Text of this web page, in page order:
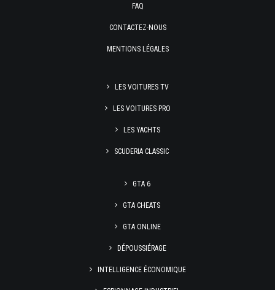
FAQ
CONTACTEZ-NOUS
MENTIONS LÉGALES
LES VOITURES TV
LES VOITURES PRO
LES YACHTS
SCUDERIA CLASSIC
GTA 6
GTA CHEATS
GTA ONLINE
DÉPOUSSIÉRAGE
INTELLIGENCE ÉCONOMIQUE